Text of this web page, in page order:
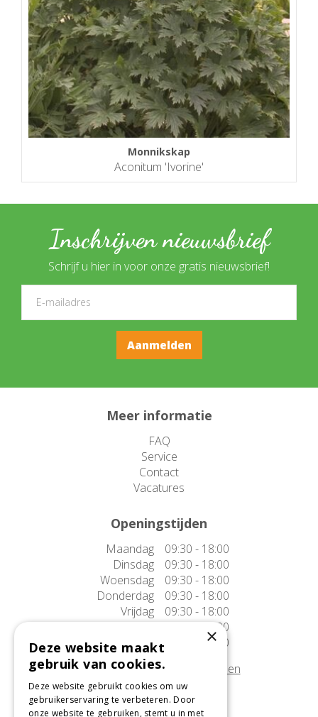
Monnikskap
Aconitum 'Ivorine'
Inschrijven nieuwsbrief
Schrijf u hier in voor onze gratis nieuwsbrief!
Meer informatie
FAQ
Service
Contact
Vacatures
Openingstijden
Maandag
09:30 - 18:00
Dinsdag
09:30 - 18:00
Woensdag
09:30 - 18:00
Donderdag
09:30 - 18:00
Vrijdag
09:30 - 18:00
Zaterdag
09:30 - 17:00
Zondag
10:00 - 17:00
Afwijkende openingstijden tonen
Onze locatie
×
Deze website maakt
gebruik van cookies.
Deze website gebruikt cookies om uw
gebruikerservaring te verbeteren. Door
onze website te gebruiken, stemt u in met